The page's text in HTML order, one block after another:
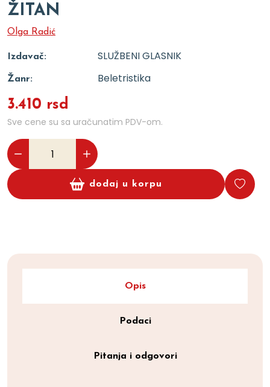
ŽITAN
Olga Radić
Izdavač: SLUŽBENI GLASNIK
Žanr: Beletristika
3.410 rsd
Sve cene su sa uračunatim PDV-om.
dodaj u korpu
Opis
Podaci
Pitanja i odgovori